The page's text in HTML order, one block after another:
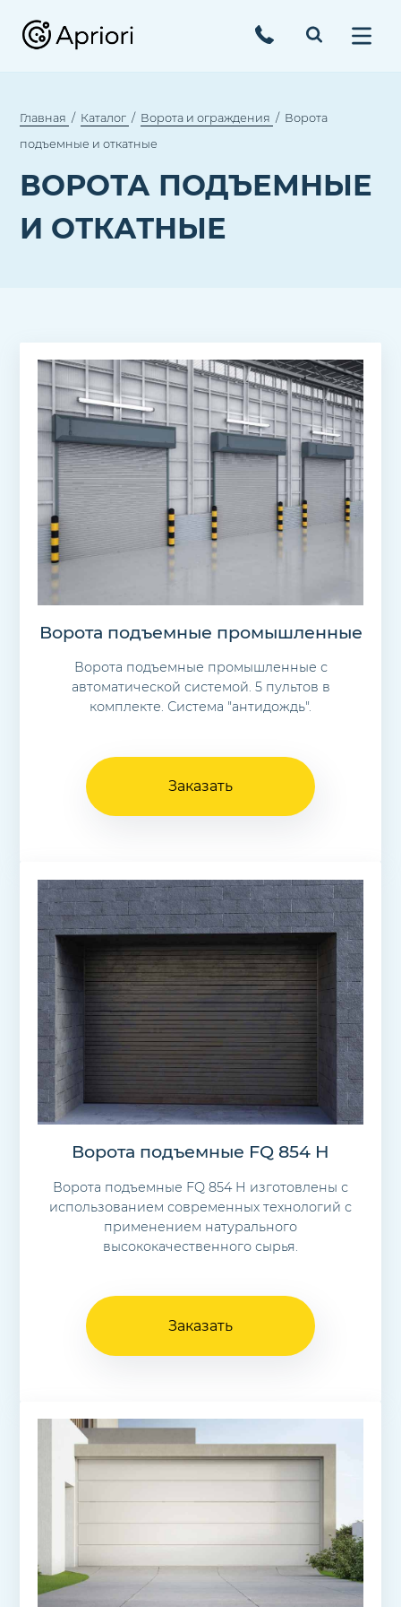
Главная Каталог Ворота и ограждения
Ворота
подъемные и откатные
ВОРОТА ПОДЪЕМНЫЕ
И ОТКАТНЫЕ
Ворота подъемные промышленные
Ворота подъемные промышленные с
автоматической системой. 5 пультов в
комплекте. Система "антидождь".
Заказать
Ворота подъемные FQ 854 H
Ворота подъемные FQ 854 H изготовлены с
использованием современных технологий с
применением натурального
высококачественного сырья.
Заказать